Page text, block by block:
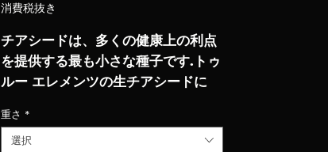
消費税抜き
チアシードは、多くの健康上の利点
を提供する最も小さな種子です.トゥ
ルー エレメンツの生チアシードに
素とビタミンが豊富に含まれていま
す。これらは、オメガ 3 およびオメ
重さ *
選択